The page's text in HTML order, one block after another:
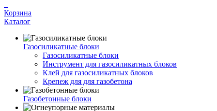
Корзина
Каталог
Газосиликатные блоки
Газосиликатные блоки
Инструмент для газосиликатных блоков
Клей для газосиликатных блоков
Крепеж для для газобетона
Газобетонные блоки